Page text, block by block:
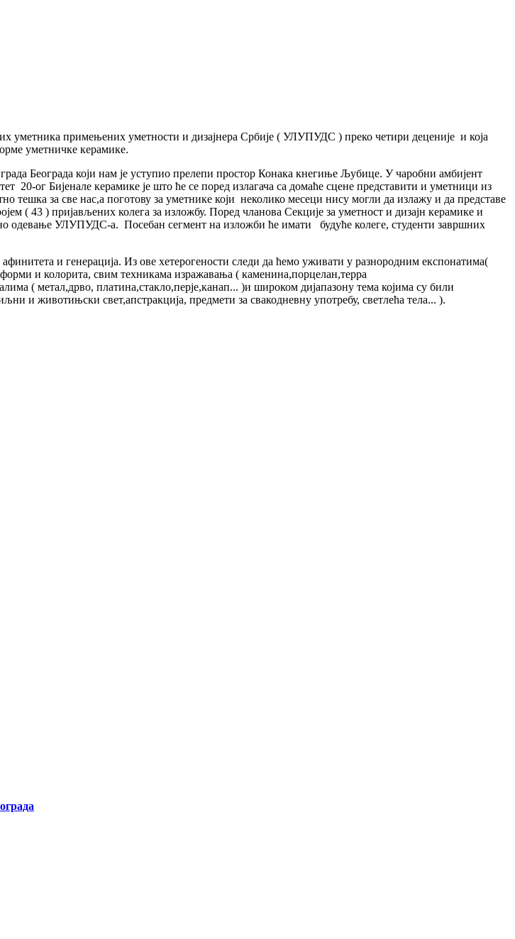
уметника примењених уметности и дизајнера Србије ( УЛУПУДС ) преко четири деценије и која
уметничке керамике.
Београда који нам је уступио прелепи простор Конака кнегиње Љубице. У чаробни амбијент
ог Бијенале керамике је што ће се поред излагача са домаће сцене представити и уметници из
тешка за све нас,а поготову за уметнике који неколико месеци нису могли да излажу и да представе
( 43 ) пријављених колега за изложбу. Поред чланова Секције за уметност и дизајн керамике и
одевање УЛУПУДС-а. Посебан сегмент на изложби ће имати будуће колеге, студенти завршних
и генерација. Из ове хетерогености следи да ћемо уживати у разнородним експонатима(
и колорита, свим техникама изражавања ( каменина,порцелан,терра
( метал,дрво, платина,стакло,перје,канап... )и широком дијапазону тема којима су били
и животињски свет,апстракција, предмети за свакодневну употребу, светлећа тела... ).